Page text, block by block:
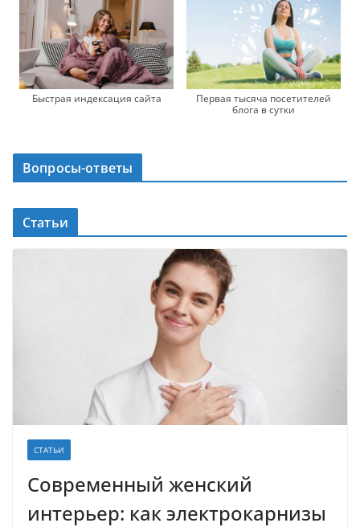
Быстрая индексация сайта
Первая тысяча посетителей
блога в сутки
Вопросы-ответы
Статьи
СТАТЬИ
Современный женский
интерьер: как электрокарнизы